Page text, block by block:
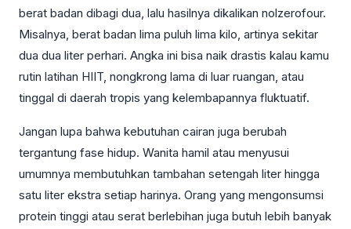
berat badan dibagi dua, lalu hasilnya dikalikan nolzerofour.
Misalnya, berat badan lima puluh lima kilo, artinya sekitar
dua dua liter perhari. Angka ini bisa naik drastis kalau kamu
rutin latihan HIIT, nongkrong lama di luar ruangan, atau
tinggal di daerah tropis yang kelembapannya fluktuatif.
Jangan lupa bahwa kebutuhan cairan juga berubah
tergantung fase hidup. Wanita hamil atau menyusui
umumnya membutuhkan tambahan setengah liter hingga
satu liter ekstra setiap harinya. Orang yang mengonsumsi
protein tinggi atau serat berlebihan juga butuh lebih banyak